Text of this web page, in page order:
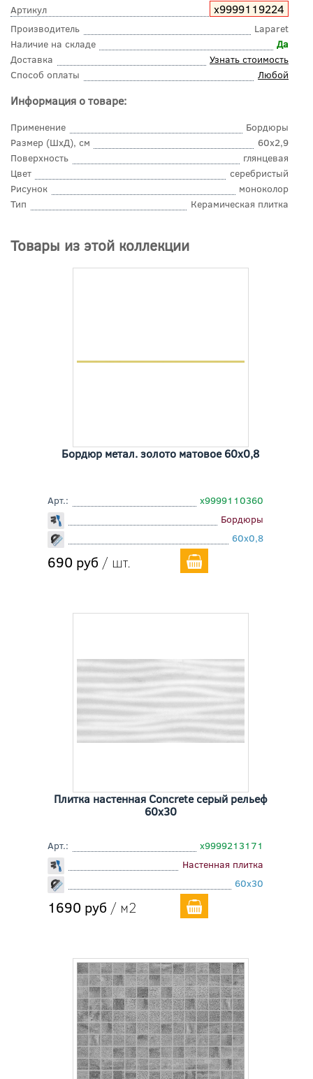
Артикул х9999119224
Производитель
Laparet
Наличие на складе
Да
Доставка
Узнать стоимость
Способ оплаты
Любой
Информация о товаре:
Применение
Бордюры
Размер (ШхД), см
60x2,9
Поверхность
глянцевая
Цвет
серебристый
Рисунок
моноколор
Тип
Керамическая плитка
Товары из этой коллекции
Бордюр метал. золото матовое 60x0,8
Арт.:
х9999110360
Бордюры
60x0,8
690 руб / шт.
Плитка настенная Concrete серый рельеф
60x30
Арт.:
х9999213171
Настенная плитка
60x30
1690 руб / м2